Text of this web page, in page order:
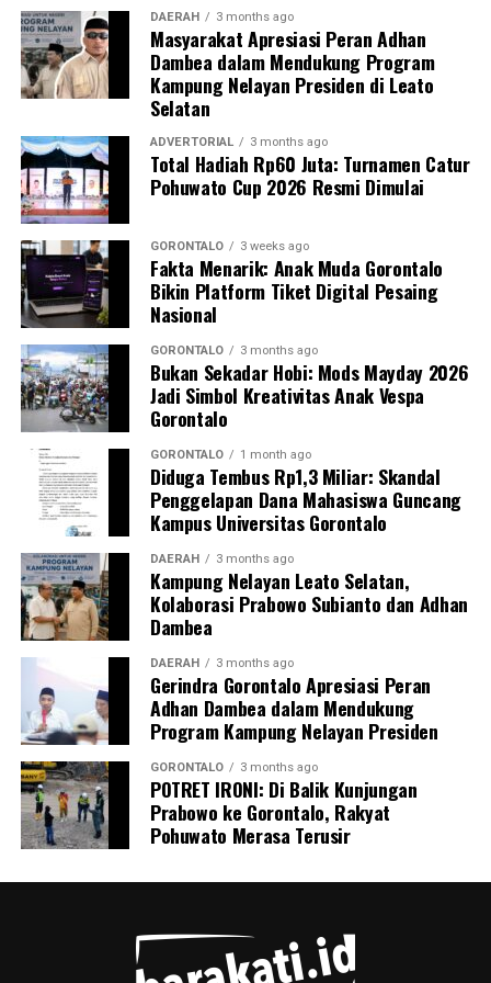
Guna memastikan kandungan material di dalamnya,
penyidik Subdit Gakkum Ditpolairud Polda Gorontalo
langsung mengirimkan sampel ke Laboratorium
Forensik (Labfor) Polda Sulawesi Utara di Manado. Hasil
pengujian laboratorium mengonfirmasi secara
meyakinkan bahwa butiran putih dalam 39 karung
tersebut positif mengandung sianida.
Selain menyita 1,9 ton sianida, polisi turut
mengamankan bangkai kapal “SAR.01.1824” yang telah
rusak, beserta sisa serpihan dan mesin kapal sebagai
barang bukti.
Hingga saat ini, pihak kepolisian tengah melakukan
penyelidikan intensif dan memburu pihak-pihak yang
bertanggung jawab atas kepemilikan serta aktivitas
pengangkutan barang berbahaya tersebut. Sedikitnya
enam orang saksi telah dimintai keterangan resmi,
termasuk personel Ditpolairud yang tiba pertama di
lokasi, Kepala Desa Motihelumo, warga pelapor, serta
masyarakat sekitar.
Peristiwa ini dipastikan melanggar sejumlah ketentuan
pidana berlapis. Para pelaku terancam dijerat atas
tindak pidana pengangkutan barang berbahaya tanpa
proses kepabeanan, pelanggaran pelayaran,
perdagangan tanpa izin resmi, serta pelanggaran
Undang-Undang Perlindungan Konsumen karena
memanipulasi label dan kemasan barang.
Menutup keterangannya, Kombes Devy mengimbau
seluruh masyarakat pesisir Gorontalo untuk terus
DAERAH 3 months ago
Masyarakat Apresiasi Peran Adhan
Dambea dalam Mendukung Program
Kampung Nelayan Presiden di Leato
Selatan
ADVERTORIAL 3 months ago
Total Hadiah Rp60 Juta: Turnamen Catur
Pohuwato Cup 2026 Resmi Dimulai
GORONTALO 3 weeks ago
Fakta Menarik: Anak Muda Gorontalo
Bikin Platform Tiket Digital Pesaing
Nasional
GORONTALO 3 months ago
Bukan Sekadar Hobi: Mods Mayday 2026
Jadi Simbol Kreativitas Anak Vespa
Gorontalo
GORONTALO 1 month ago
Diduga Tembus Rp1,3 Miliar: Skandal
Penggelapan Dana Mahasiswa Guncang
Kampus Universitas Gorontalo
DAERAH 3 months ago
Kampung Nelayan Leato Selatan,
Kolaborasi Prabowo Subianto dan Adhan
Dambea
DAERAH 3 months ago
Gerindra Gorontalo Apresiasi Peran
Adhan Dambea dalam Mendukung
Program Kampung Nelayan Presiden
GORONTALO 3 months ago
POTRET IRONI: Di Balik Kunjungan
Prabowo ke Gorontalo, Rakyat
Pohuwato Merasa Terusir